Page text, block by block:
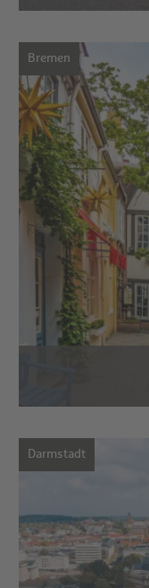
Bremen
Darmstadt